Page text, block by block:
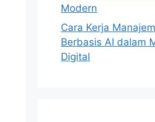
Modern
Cara Kerja
Berbasis AI dalam
Digital